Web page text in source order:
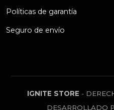
Políticas de garantía
Seguro de envío
IGNITE STORE -
DESARROLLADO